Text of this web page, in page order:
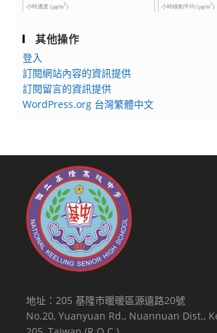
其他操作
登入
訂閱網站內容的資訊提供
訂閱留言的資訊提供
WordPress.org 台灣繁體中文
地址：205 基隆市暖暖區源遠路20號
No.20, Yuanyuan Rd., Nuannuan Dist.,